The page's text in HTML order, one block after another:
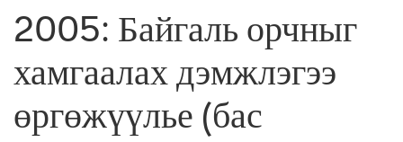
2005: Байгаль орчныг
хамгаалах дэмжлэгээ
өргөжүүлье (бас